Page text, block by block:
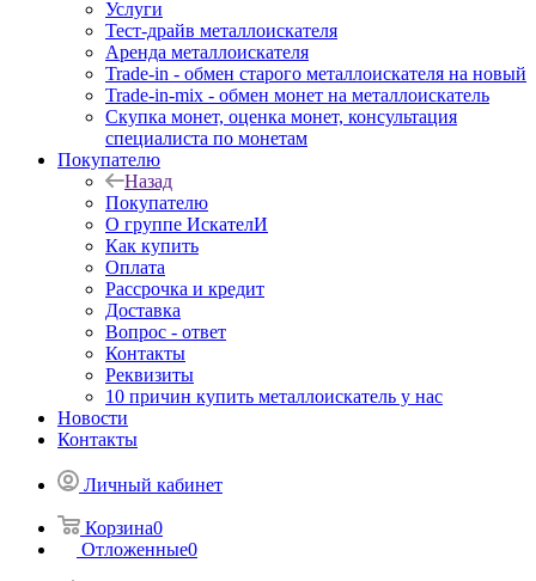
Услуги
Тест-драйв металлоискателя
Аренда металлоискателя
Trade-in - обмен старого металлоискателя на новый
Trade-in-mix - обмен монет на металлоискатель
Скупка монет, оценка монет, консультация
специалиста по монетам
Покупателю
Назад
Покупателю
О группе ИскателИ
Как купить
Оплата
Рассрочка и кредит
Доставка
Вопрос - ответ
Контакты
Реквизиты
10 причин купить металлоискатель у нас
Новости
Контакты
Личный кабинет
Корзина0
Отложенные0